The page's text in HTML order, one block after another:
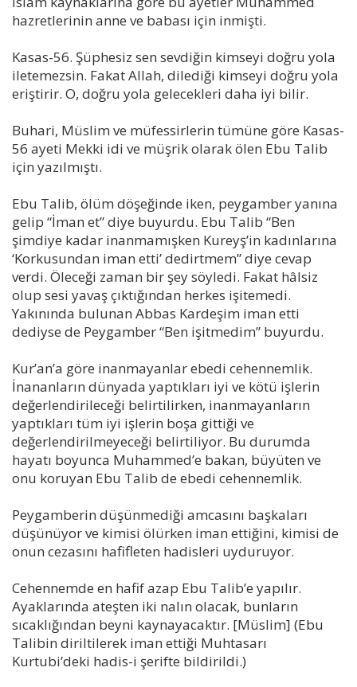
hazretlerinin anne ve babası için inmişti.
Kasas-56. Şüphesiz sen sevdiğin kimseyi doğru yola
iletemezsin. Fakat Allah, dilediği kimseyi doğru yola
eriştirir. O, doğru yola gelecekleri daha iyi bilir.
Buhari, Müslim ve müfessirlerin tümüne göre Kasas-
56 ayeti Mekki idi ve müşrik olarak ölen Ebu Talib
için yazılmıştı.
Ebu Talib, ölüm döşeğinde iken, peygamber yanına
gelip “İman et” diye buyurdu. Ebu Talib “Ben
şimdiye kadar inanmamışken Kureyş’in kadınlarına
‘Korkusundan iman etti’ dedirtmem” diye cevap
verdi. Öleceği zaman bir şey söyledi. Fakat hâlsiz
olup sesi yavaş çıktığından herkes işitemedi.
Yakınında bulunan Abbas Kardeşim iman etti
dediyse de Peygamber “Ben işitmedim” buyurdu.
Kur’an’a göre inanmayanlar ebedi cehennemlik.
İnananların dünyada yaptıkları iyi ve kötü işlerin
değerlendirileceği belirtilirken, inanmayanların
yaptıkları tüm iyi işlerin boşa gittiği ve
değerlendirilmeyeceği belirtiliyor. Bu durumda
hayatı boyunca Muhammed’e bakan, büyüten ve
onu koruyan Ebu Talib de ebedi cehennemlik.
Peygamberin düşünmediği amcasını başkaları
düşünüyor ve kimisi ölürken iman ettiğini, kimisi de
onun cezasını hafifleten hadisleri uyduruyor.
Cehennemde en hafif azap Ebu Talib’e yapılır.
Ayaklarında ateşten iki nalın olacak, bunların
sıcaklığından beyni kaynayacaktır. [Müslim] (Ebu
Talibin diriltilerek iman ettiği Muhtasarı
Kurtubi’deki hadis-i şerifte bildirildi.)